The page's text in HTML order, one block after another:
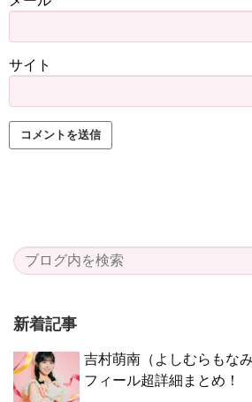
サイト
新着記事
吉村萌南（よしむらもな
フィール超詳細まとめ！